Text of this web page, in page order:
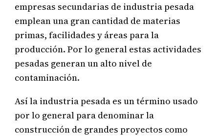
empresas secundarias de industria pesada
emplean una gran cantidad de materias
primas, facilidades y áreas para la
producción. Por lo general estas actividades
pesadas generan un alto nivel de
contaminación.
Así la industria pesada es un término usado
por lo general para denominar la
construcción de grandes proyectos como